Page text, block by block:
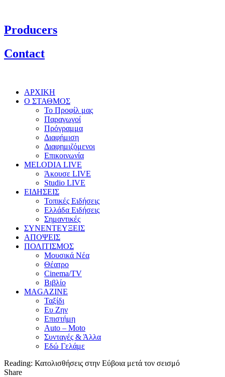
Producers
Contact
ΑΡΧΙΚΗ
Ο ΣΤΑΘΜΟΣ
Το Προφίλ μας
Παραγωγοί
Πρόγραμμα
Διαφήμιση
Διαφημιζόμενοι
Επικοινωνία
MELODIA LIVE
Άκουσε LIVE
Studio LIVE
ΕΙΔΗΣΕΙΣ
Τοπικές Ειδήσεις
Ελλάδα Ειδήσεις
Σημαντικές
ΣΥΝΕΝΤΕΥΞΕΙΣ
ΑΠΟΨΕΙΣ
ΠΟΛΙΤΙΣΜΟΣ
Μουσικά Νέα
Θέατρο
Cinema/TV
Βιβλίο
MAGAZINE
Ταξίδι
Ευ Ζην
Επιστήμη
Auto – Moto
Συνταγές & Άλλα
Εδώ Γελάμε
Reading: Κατολισθήσεις στην Εύβοια μετά τον σεισμό
Share